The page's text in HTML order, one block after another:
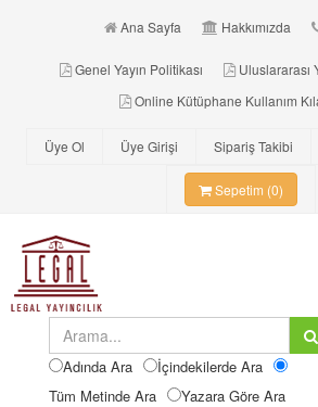
Ana Sayfa Hakkımızda
Genel Yayın Politikası
Uluslararası
Online Kütüphane Kullanım
Üye Ol Üye Girişi Sipariş Takibi
Sepetim (0)
Adında Ara
İçindekilerde Ara
Tüm Metinde Ara
Yazara Göre Ara